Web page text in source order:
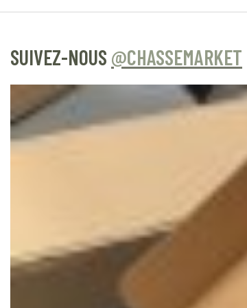
SUIVEZ-NOUS @CHASSEMARKET